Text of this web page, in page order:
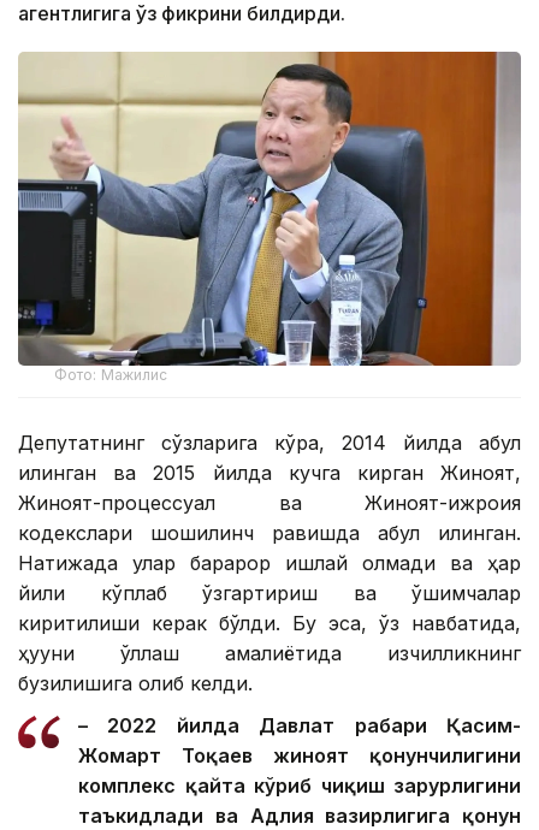
агентлигига ўз фикрини билдирди.
Фото: Мажилис
Депутатнинг сўзларига кўра, 2014 йилда қабул
қилинган ва 2015 йилда кучга кирган Жиноят,
Жиноят-процессуал ва Жиноят-ижроия
кодекслари шошилинч равишда қабул қилинган.
Натижада улар барқарор ишлай олмади ва ҳар
йили кўплаб ўзгартириш ва қўшимчалар
киритилиши керак бўлди. Бу эса, ўз навбатида,
ҳуқуқни қўллаш амалиётида изчилликнинг
бузилишига олиб келди.
– 2022 йилда Давлат раҳбари Қасим-
Жомарт Тоқаев жиноят қонунчилигини
комплекс қайта кўриб чиқиш зарурлигини
таъкидлади ва Адлия вазирлигига қонун